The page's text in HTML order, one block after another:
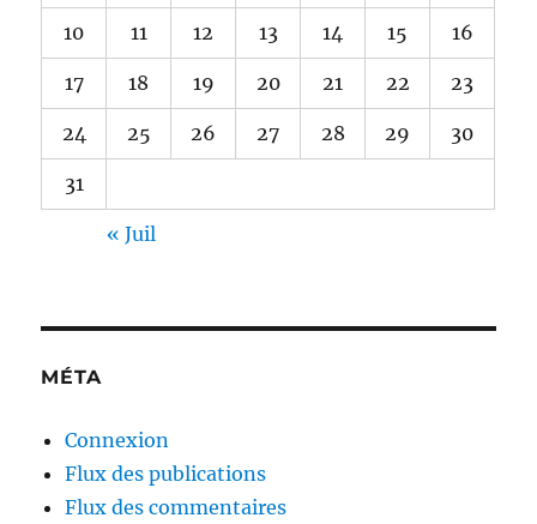
10 11 12 13 14 15 16
17 18 19 20 21 22 23
24 25 26 27 28 29 30
31
« Juil
MÉTA
Connexion
Flux des publications
Flux des commentaires